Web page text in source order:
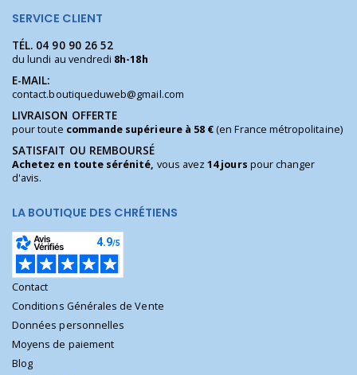
SERVICE CLIENT
TÉL. 04 90 90 26 52
du lundi au vendredi 8h-18h
E-MAIL:
contact.boutiqueduweb@gmail.com
LIVRAISON OFFERTE
pour toute commande supérieure à 58 €(en France métropolitaine)
SATISFAIT OU REMBOURSÉ
Achetez en toute sérénité, vous avez14 jours pour changer
d'avis.
LA BOUTIQUE DES CHRÉTIENS
Contact
Conditions Générales de Vente
Données personnelles
Moyens de paiement
Blog